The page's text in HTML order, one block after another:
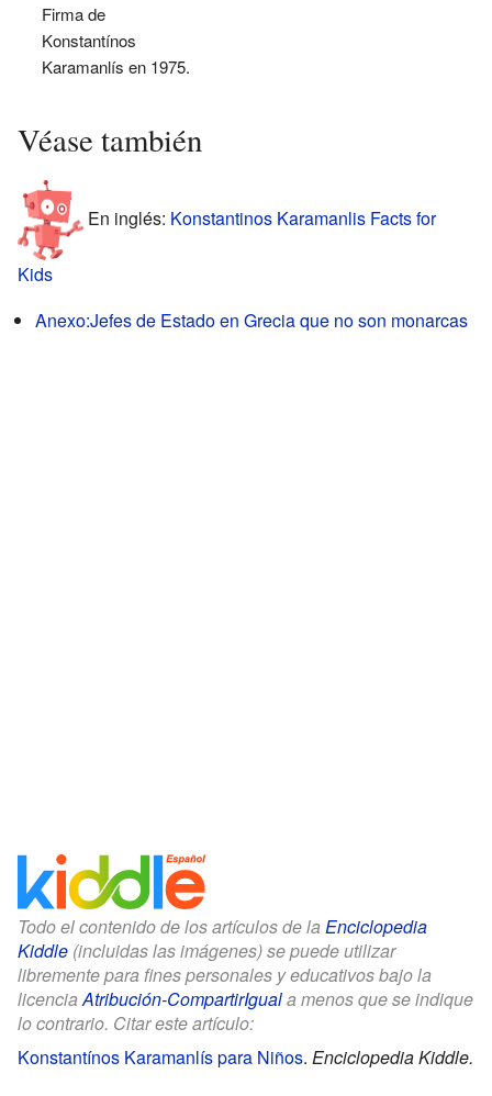
Firma de
Konstantínos
Karamanlís en 1975.
Véase también
En inglés: Konstantinos Karamanlis Facts for
Kids
Anexo:Jefes de Estado en Grecia que no son monarcas
Todo el contenido de los artículos de la Enciclopedia
Kiddle (incluidas las imágenes) se puede utilizar
libremente para fines personales y educativos bajo la
licencia Atribución-CompartirIguala menos que se indique
lo contrario. Citar este artículo:
Konstantínos Karamanlís para Niños. Enciclopedia Kiddle.